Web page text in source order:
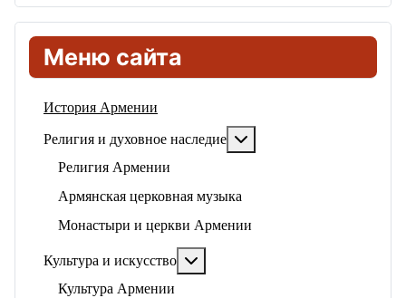
Меню сайта
История Армении
Религия и духовное наследие
Религия Армении
Армянская церковная музыка
Монастыри и церкви Армении
Культура и искусство
Культура Армении